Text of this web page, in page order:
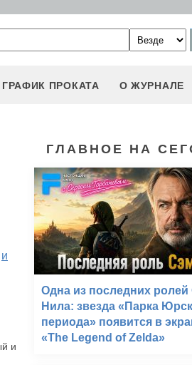
ГРАФИК ПРОКАТА О ЖУРНАЛЕ
и
и
ГЛАВНОЕ НА
Одна из последних
Нила: звезда «Парка
периода» появится в
«The Legend of Zelda»